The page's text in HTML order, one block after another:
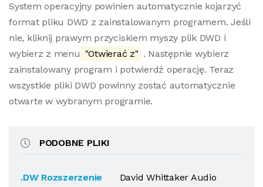
System operacyjny powinien automatycznie kojarzyć
format pliku DWD z zainstalowanym programem. Jeśli
nie, kliknij prawym przyciskiem myszy plik DWD i
wybierz z menu "Otwierać z" . Następnie wybierz
zainstalowany program i potwierdź operację. Teraz
wszystkie pliki DWD powinny zostać automatycznie
otwarte w wybranym programie.
PODOBNE PLIKI
.DW Rozszerzenie
David Whittaker Audio